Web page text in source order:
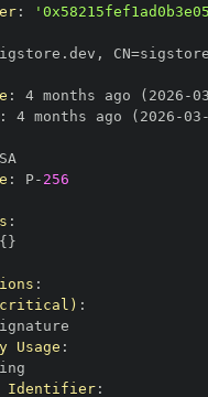
:
, CN=sigstore
: 4 months ago (2026 -03
4 months ago (2026 -03 -
: P- 256
:
{ }
:
(critical) :
Usage :
Identifier: